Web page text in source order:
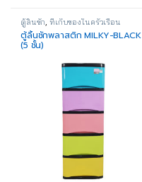
ตู้ลิ้นชัก,ที่เก็บของในครัวเรือน
ตู้ลิ้นชักพลาสติก MILKY-BLACK
(5 ชั้น)